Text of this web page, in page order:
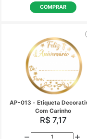
AP-010 - Etiqueta
Jesus
R$ 7,17